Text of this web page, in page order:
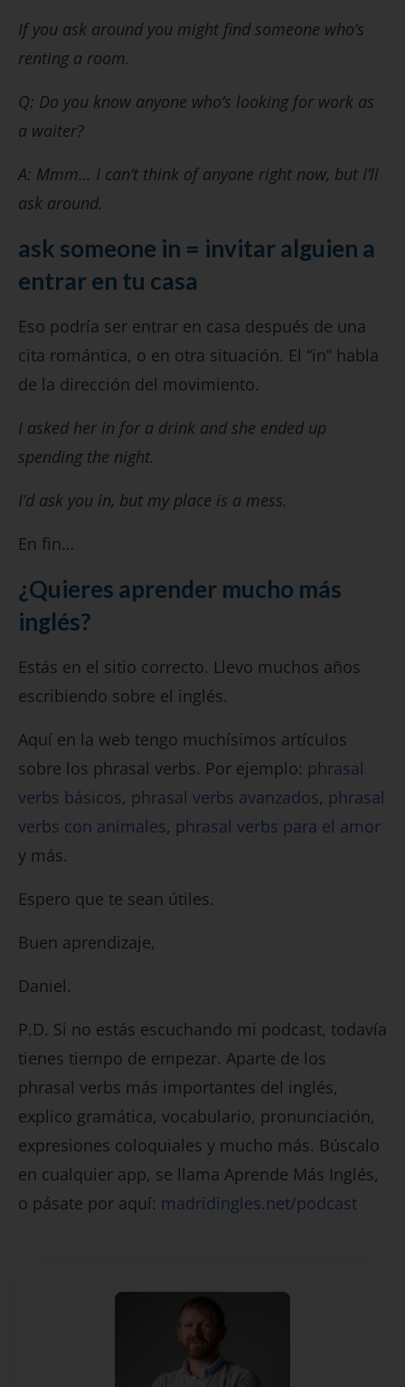
If you ask around you might find someone who’s
renting a room.
Q: Do you know anyone who’s looking for work as
a waiter?
A: Mmm… I can’t think of anyone right now, but I’ll
ask around.
ask someone in = invitar alguien a
entrar en tu casa
Eso podría ser entrar en casa después de una
cita romántica, o en otra situación. El “in” habla
de la dirección del movimiento.
I asked her in for a drink and she ended up
spending the night.
I’d ask you in, but my place is a mess.
En fin…
¿Quieres aprender mucho más
inglés?
Estás en el sitio correcto. Llevo muchos años
escribiendo sobre el inglés.
Aquí en la web tengo muchísimos artículos
sobre los phrasal verbs. Por ejemplo: phrasal
verbs básicos, phrasal verbs avanzados, phrasal
verbs con animales, phrasal verbs para el amor
y más.
Espero que te sean útiles.
Buen aprendizaje,
Daniel.
P.D. Si no estás escuchando mi podcast, todavía
tienes tiempo de empezar. Aparte de los
phrasal verbs más importantes del inglés,
explico gramática, vocabulario, pronunciación,
expresiones coloquiales y mucho más. Búscalo
en cualquier app, se llama Aprende Más Inglés,
o pásate por aquí: madridingles.net/podcast